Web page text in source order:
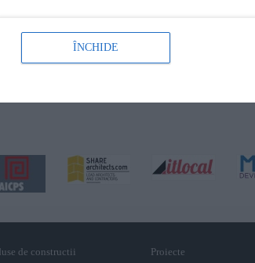
de constructii Proiecte
ÎNCHIDE